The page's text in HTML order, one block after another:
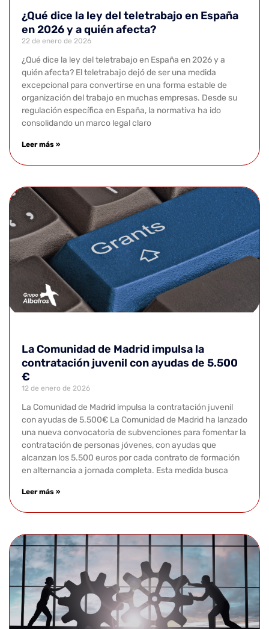
¿Qué dice la ley del teletrabajo en España
en 2026 y a quién afecta?
22 de enero de 2026
¿Qué dice la ley del teletrabajo en España en 2026 y a
quién afecta? El teletrabajo dejó de ser una medida
excepcional para convertirse en una forma estable de
organización del trabajo en muchas empresas. Desde su
regulación específica en España, la normativa ha ido
consolidando un marco legal claro
Leer más »
La Comunidad de Madrid impulsa la
contratación juvenil con ayudas de 5.500
€
12 de enero de 2026
La Comunidad de Madrid impulsa la contratación juvenil
con ayudas de 5.500€ La Comunidad de Madrid ha lanzado
una nueva convocatoria de subvenciones para fomentar la
contratación de personas jóvenes, con ayudas que
alcanzan los 5.500 euros por cada contrato de formación
en alternancia a jornada completa. Esta medida busca
Leer más »